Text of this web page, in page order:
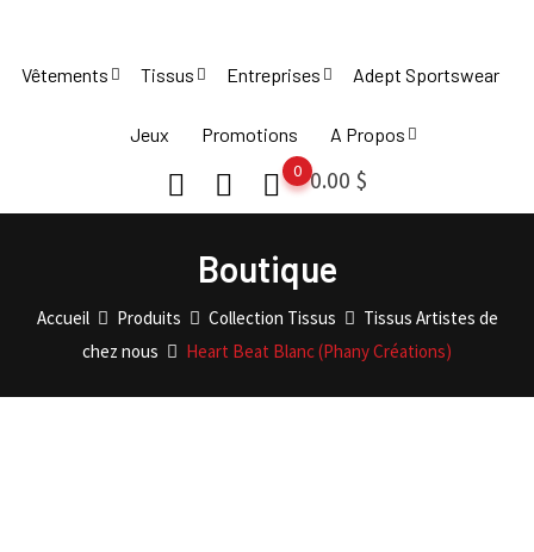
content
Vêtements Tissus Entreprises Adept Sportswear
Jeux Promotions A Propos
0.00 $
0
Boutique
Accueil Produits Collection Tissus
Tissus Artistes de
chez nous
Heart Beat Blanc (Phany Créations)